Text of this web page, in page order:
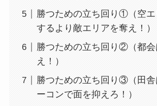
勝つための立ち回り①（空エ
するより敵エリアを奪え！）
勝つための立ち回り②（都会
え！）
勝つための立ち回り③（田
ーコンで面を抑えろ！）